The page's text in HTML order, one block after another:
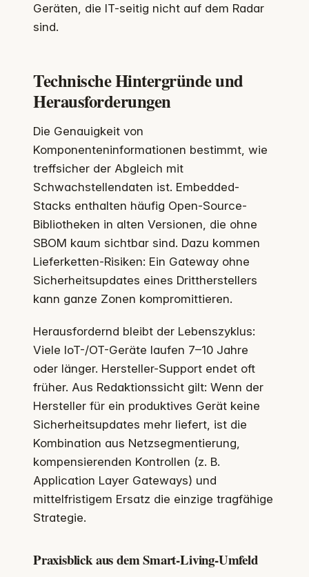
Geräten, die IT-seitig nicht auf dem Radar
sind.
Technische Hintergründe und
Herausforderungen
Die Genauigkeit von
Komponenteninformationen bestimmt, wie
treffsicher der Abgleich mit
Schwachstellendaten ist. Embedded-
Stacks enthalten häufig Open-Source-
Bibliotheken in alten Versionen, die ohne
SBOM kaum sichtbar sind. Dazu kommen
Lieferketten-Risiken: Ein Gateway ohne
Sicherheitsupdates eines Drittherstellers
kann ganze Zonen kompromittieren.
Herausfordernd bleibt der Lebenszyklus:
Viele IoT-/OT-Geräte laufen 7–10 Jahre
oder länger. Hersteller-Support endet oft
früher. Aus Redaktionssicht gilt: Wenn der
Hersteller für ein produktives Gerät keine
Sicherheitsupdates mehr liefert, ist die
Kombination aus Netzsegmentierung,
kompensierenden Kontrollen (z. B.
Application Layer Gateways) und
mittelfristigem Ersatz die einzige tragfähige
Strategie.
Praxisblick aus dem Smart-Living-Umfeld